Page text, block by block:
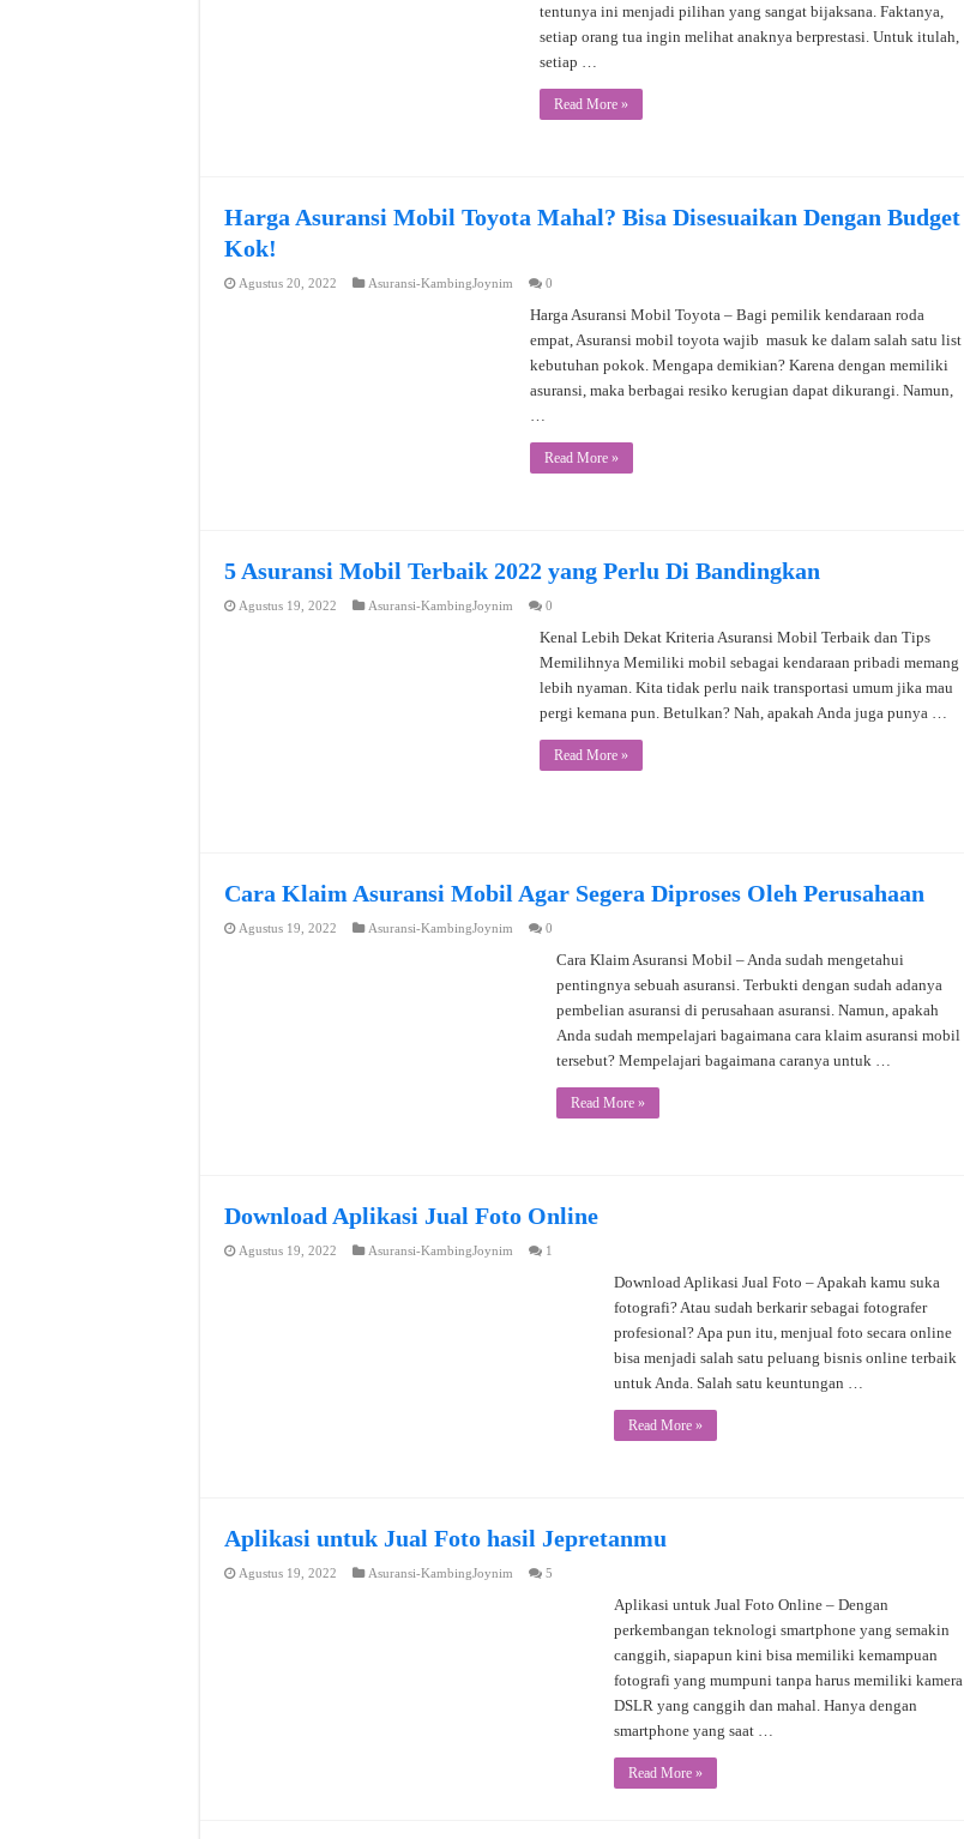
tentunya ini menjadi pilihan yang sangat bijaksana. Faktanya,
setiap orang tua ingin melihat anaknya berprestasi. Untuk itulah,
setiap …
Read More »
Harga Asuransi Mobil Toyota Mahal? Bisa Disesuaikan Dengan Budget
Kok!
Agustus 20, 2022 Asuransi-KambingJoynim 0
Harga Asuransi Mobil Toyota – Bagi pemilik kendaraan roda
empat, Asuransi mobil toyota wajib masuk ke dalam salah satu list
kebutuhan pokok. Mengapa demikian? Karena dengan memiliki
asuransi, maka berbagai resiko kerugian dapat dikurangi. Namun,
…
Read More »
5 Asuransi Mobil Terbaik 2022 yang Perlu Di Bandingkan
Agustus 19, 2022 Asuransi-KambingJoynim 0
Kenal Lebih Dekat Kriteria Asuransi Mobil Terbaik dan Tips
Memilihnya Memiliki mobil sebagai kendaraan pribadi memang
lebih nyaman. Kita tidak perlu naik transportasi umum jika mau
pergi kemana pun. Betulkan? Nah, apakah Anda juga punya …
Read More »
Cara Klaim Asuransi Mobil Agar Segera Diproses Oleh Perusahaan
Agustus 19, 2022 Asuransi-KambingJoynim 0
Cara Klaim Asuransi Mobil – Anda sudah mengetahui
pentingnya sebuah asuransi. Terbukti dengan sudah adanya
pembelian asuransi di perusahaan asuransi. Namun, apakah
Anda sudah mempelajari bagaimana cara klaim asuransi mobil
tersebut? Mempelajari bagaimana caranya untuk …
Read More »
Download Aplikasi Jual Foto Online
Agustus 19, 2022 Asuransi-KambingJoynim 1
Download Aplikasi Jual Foto – Apakah kamu suka
fotografi? Atau sudah berkarir sebagai fotografer
profesional? Apa pun itu, menjual foto secara online
bisa menjadi salah satu peluang bisnis online terbaik
untuk Anda. Salah satu keuntungan …
Read More »
Aplikasi untuk Jual Foto hasil Jepretanmu
Agustus 19, 2022 Asuransi-KambingJoynim 5
Aplikasi untuk Jual Foto Online – Dengan
perkembangan teknologi smartphone yang semakin
canggih, siapapun kini bisa memiliki kemampuan
fotografi yang mumpuni tanpa harus memiliki kamera
DSLR yang canggih dan mahal. Hanya dengan
smartphone yang saat …
Read More »